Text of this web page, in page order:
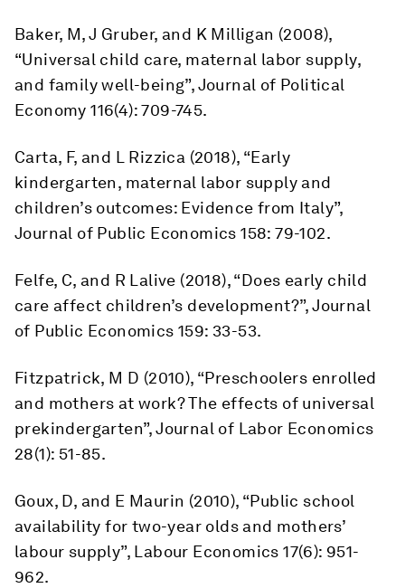
Baker, M, J Gruber, and K Milligan (2008),
“Universal child care, maternal labor supply,
and family well-being”, Journal of Political
Economy 116(4): 709-745.
Carta, F, and L Rizzica (2018), “Early
kindergarten, maternal labor supply and
children’s outcomes: Evidence from Italy”,
Journal of Public Economics 158: 79-102.
Felfe, C, and R Lalive (2018), “Does early child
care affect children’s development?”, Journal
of Public Economics 159: 33-53.
Fitzpatrick, M D (2010), “Preschoolers enrolled
and mothers at work? The effects of universal
prekindergarten”, Journal of Labor Economics
28(1): 51-85.
Goux, D, and E Maurin (2010), “Public school
availability for two-year olds and mothers’
labour supply”, Labour Economics 17(6): 951-
962.